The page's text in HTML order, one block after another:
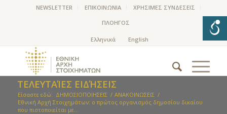
NEWSLETTER ΕΠΙΚΟΙΝΩΝΙΑ
ΧΡΗΣΙΜΕΣ ΣΥΝΔΕΣΕΙΣ
ΠΛΟΗΓΟΣ
ΤΕΛΕΥΤΑΊΕΣ ΕΙΔΉΣΕΙΣ
Είσαστε εδώ: ΔΗΜΟΣΙΟΠΟΙΗΣΕΙΣ / ΑΝΑΚΟΙΝΩΣΕΙΣ /
Εθνική Αρχή Στοιχημάτων: ο πρώτος οργανισμός δημοσίου δικαίου
που πιστοποιείται με...